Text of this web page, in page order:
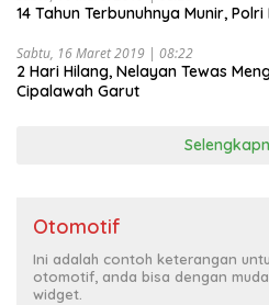
14 Tahun Terbunuhnya Munir,
Sabtu, 16 Maret 2019 | 08:22
2 Hari Hilang, Nelayan Tewas
Cipalawah Garut
Otomotif
Ini adalah contoh keterangan
otomotif, anda bisa dengan
widget.